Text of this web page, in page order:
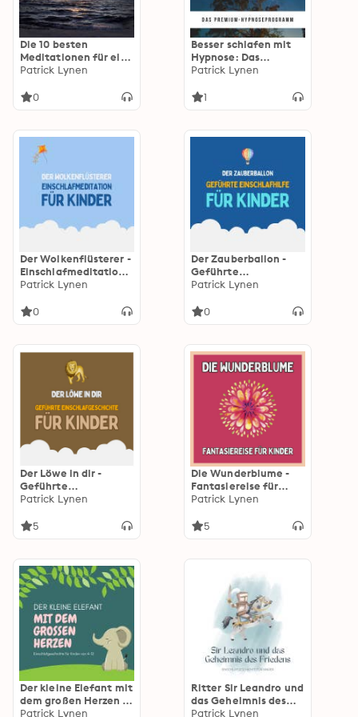
Die 10 besten
Meditationen für ein
erfülltes Leben:
Patrick Lynen
0
Besser schlafen mit
Hypnose: Das
Premium-
Patrick Lynen
1
Der Wolkenflüsterer -
Einschlafmeditation
für Kinder
Patrick Lynen
0
Der Zauberballon -
Geführte
Einschlafhilfe für
Patrick Lynen
0
Der Löwe in dir -
Geführte
Einschlafgeschichte
Fantasiereise für
Patrick Lynen
5
Die Wunderblume -
Fantasiereise für
Kinder:
für Kinder
Patrick Lynen
5
Der kleine Elefant mit
dem großen Herzen -
Einschlafgeschichte
Patrick Lynen
Ritter Sir Leandro und
das Geheimnis des
Friedens -
Patrick Lynen